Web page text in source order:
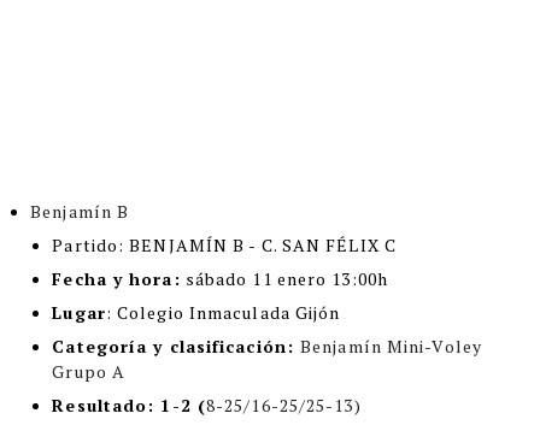
Benjamín B
Partido: BENJAMÍN B - C. SAN FÉLIX C
Fecha y hora: sábado 11 enero 13:00h
Lugar:Colegio Inmaculada Gijón
Categoría y clasificación:Benjamín Mini-Voley
Grupo A
Resultado: 1-2 (8-25/16-25/25-13)